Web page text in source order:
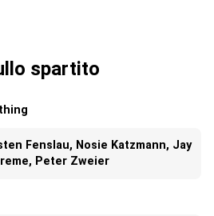
spartito
Fenslau, Nosie Katzmann, Jay
Peter Zweier